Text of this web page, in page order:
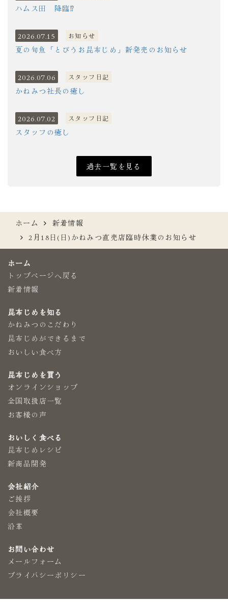
ハムス田 降臨⁉
2026.07.15 お知らせ
夏の旬魚「とびうお昆布じめ」新発売のお知らせ
2026.07.06 スタッフ日記
かねみつ社長の癒し
2026.07.02 スタッフ日記
スタッフの癒し
過去一覧を見る
ホーム
新着情報
2月18日(日)かねみつ直売店臨時休業のお知らせ
ホーム
トップページへ戻る
新着情報
昆布じめを知る
かねみつのこだわり
昆布じめができるまで
おいしい食べ方
昆布じめを買う
オンラインショップ
全国取扱店一覧
お客様の声
おいしく食べる
昆布じめレシピ
新商品開発
会社紹介
ご挨拶
会社概要
沿革
お問い合わせ
メールフォーム
プライバシーポリシー